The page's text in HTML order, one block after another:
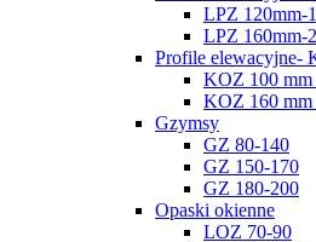
LPZ 120mm-
LPZ 160mm-
Profile elewacyjne-
KOZ 100 mm
KOZ 160 mm
Gzymsy
GZ 80-140
GZ 150-170
GZ 180-200
Opaski okienne
LOZ 70-90